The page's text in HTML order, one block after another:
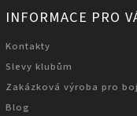
INFORMACE PRO
Kontakty
Slevy klubům
Zakázková výroba pro
Blog